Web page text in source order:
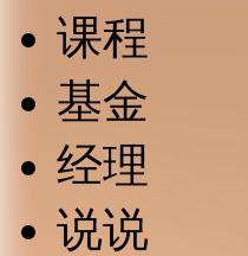
课程
基金
经理
说说